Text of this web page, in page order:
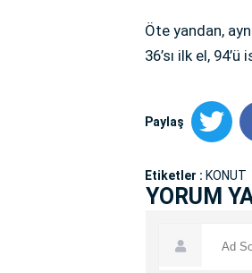
Öte yandan,
36’sı ilk el,
Paylaş
Etiketler : KONUT
YORUM